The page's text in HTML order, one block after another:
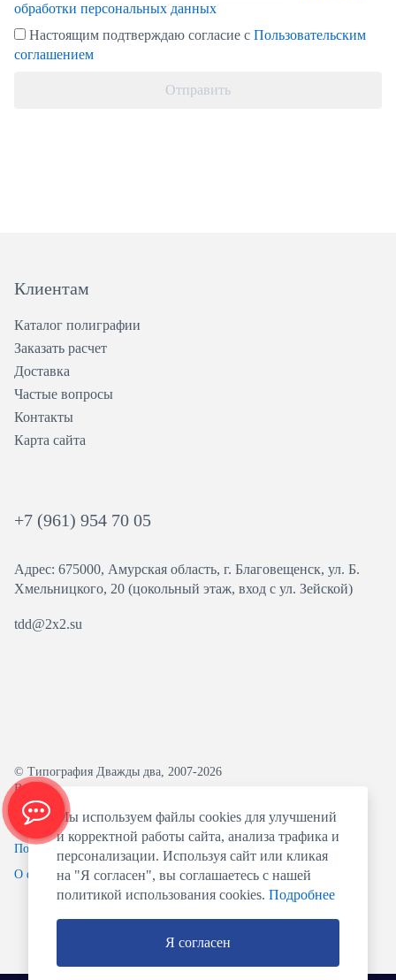
обработки персональных данных
Настоящим подтверждаю согласие с Пользовательским
соглашением
Отправить
Клиентам
Каталог полиграфии
Заказать расчет
Доставка
Частые вопросы
Контакты
Карта сайта
+7 (961) 954 70 05
Адрес: 675000, Амурская область, г. Благовещенск, ул. ​Б.
Хмельницкого, 20 (цокольный этаж, вход с ул. Зейской)
tdd@2x2.su
© Типография Дважды два, 2007-2026
Все права защищены.
Политика конфиденциальности
Пользовательское соглашение
О файлах Cookie
Мы используем файлы cookies для улучшений
и корректной работы сайта, анализа трафика и
персонализации. Используя сайт или кликая
на "Я согласен", вы соглашаетесь с нашей
политикой использования cookies. Подробнее
Я согласен